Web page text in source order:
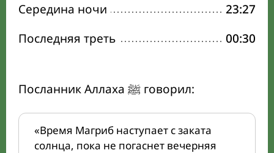
Середина ночи
23:27
Последняя треть
00:30
Посланник Аллаха ﷺ говорил:
«Время Магриб наступает с заката
солнца, пока не погаснет вечерняя